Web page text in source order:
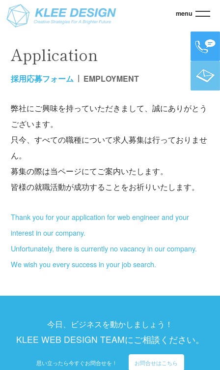
menu
> 採用応募フォーム
Application
採用応募フォーム EMPLOYMENT
弊社にご興味を持っていただきまして、誠にありがとう
ございます。
只今、すべての職種について求人募集は行っておりませ
ん。
募集の際は当ページにてご案内いたします。
皆様の就職活動が成功することをお祈りいたします。
Thank you for your application for web engineer and your
interest in our company.
Unfortunately, there is currently no vacancy in our company.
We wish you every success in your job search.
今日、ビジネスを動かしましょう！
KLEE WEB DESIGN TEAMにご相談ください。
思い立ったら今すぐお問合せを！ お問合せはこちら